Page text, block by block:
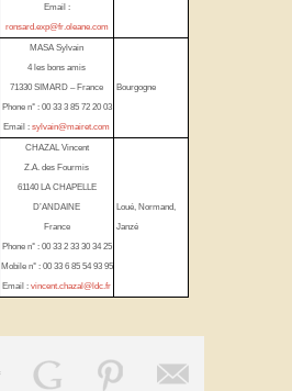
Email :
ronsard.exp@fr.oleane.com
MASA Sylvain
4 les bons amis
71330 SIMARD – France
Phone n° : 00 33 3 85 72 20 03
Email : sylvain@mairet.com
Bourgogne
CHAZAL Vincent
Z.A. des Fourmis
61140 LA CHAPELLE
D’ANDAINE
France
Phone n° : 00 33 2 33 30 34 25
Mobile n° : 00 33 6 85 54 93 95
Email : vincent.chazal@ldc.fr
Loué, Normand,
Janzé